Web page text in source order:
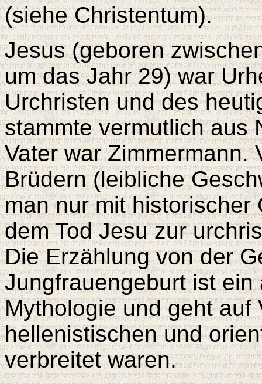
(siehe Christentum).
Jesus (geboren
um das Jahr 29) war
Urchristen und des
stammte vermutlich aus
Vater war Zimmermann.
Brüdern (leibliche
man nur mit
dem Tod Jesu zur
Die Erzählung von der
Jungfrauengeburt ist
Mythologie und geht auf
hellenistischen und
verbreitet waren.